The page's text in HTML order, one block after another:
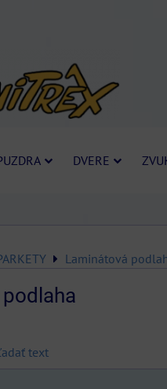
DVERE
Laminátová
text